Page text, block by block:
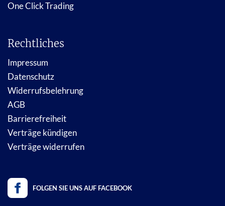
One Click Trading
Rechtliches
Impressum
Datenschutz
Widerrufsbelehrung
AGB
Barrierefreiheit
Verträge kündigen
Verträge widerrufen
FOLGEN SIE UNS AUF FACEBOOK